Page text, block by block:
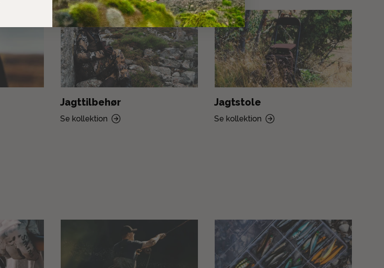
Jagttilbehør
Se kollektion
Jagtstole
Se kollektion